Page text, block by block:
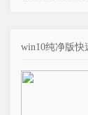
win10纯净版快